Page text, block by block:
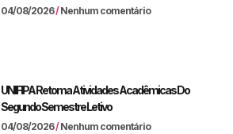
04/08/2026 Nenhum comentário
UNIFIPA Retoma Atividades Acadêmicas Do
Segundo Semestre Letivo
04/08/2026 Nenhum comentário